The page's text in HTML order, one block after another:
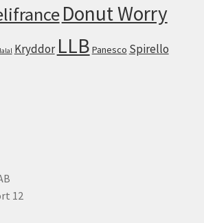
Donut Worry
Kryddor LLB Panesco Spirello
12